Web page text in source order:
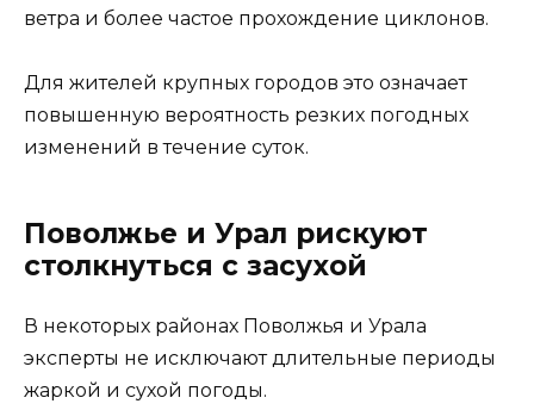
ветра и более частое прохождение циклонов.
Для жителей крупных городов это означает
повышенную вероятность резких погодных
изменений в течение суток.
Поволжье и Урал рискуют
столкнуться с засухой
В некоторых районах Поволжья и Урала
эксперты не исключают длительные периоды
жаркой и сухой погоды.